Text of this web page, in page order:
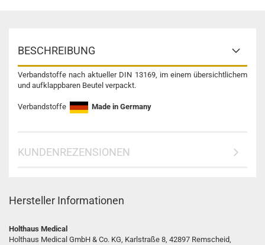
BESCHREIBUNG
Verbandstoffe nach aktueller DIN 13169, im einem übersichtlichem
und aufklappbaren Beutel verpackt.
Verbandstoffe Made in Germany
KUNDENREZENSIONEN
Hersteller Informationen
Holthaus Medical
Holthaus Medical GmbH & Co. KG, Karlstraße 8, 42897 Remscheid,